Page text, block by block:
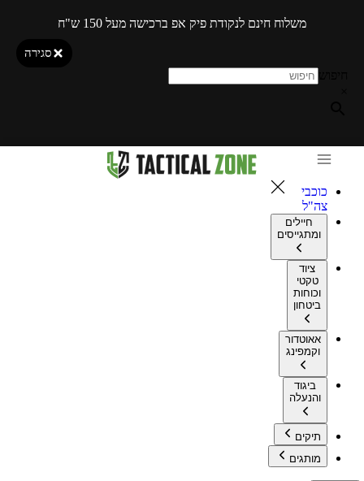
משלוח חינם לנקודת פיק אפ ברכישה מעל 150 ש"ח
סגירה
כוכבי
צה"ל
חיילים
ומתגייסים
ציוד
טקטי
וכוחות
ביטחון
אאוטדור
וקמפינג
ביגוד
והנעלה
תיקים
מותגים